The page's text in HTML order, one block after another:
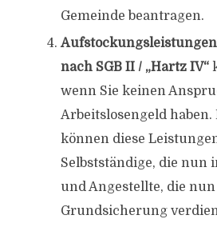
Gemeinde beantragen.
nach SGB II / „Hartz IV“
wenn Sie keinen
Arbeitslosengeld haben.
können diese
Selbstständige, die nun
und Angestellte, die
Grundsicherung